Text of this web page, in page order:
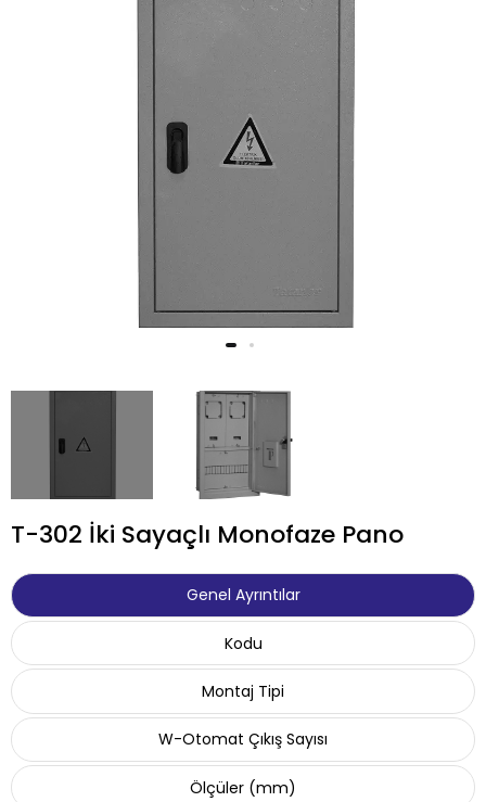
T-302 İki Sayaçlı Monofaze Pano
Genel Ayrıntılar
Kodu
Montaj Tipi
W-Otomat Çıkış Sayısı
Ölçüler (mm)